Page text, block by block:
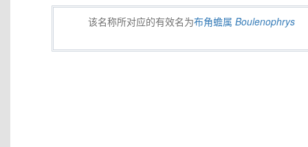
该名称所对应的有效名为布角蟾属 Boulenophrys